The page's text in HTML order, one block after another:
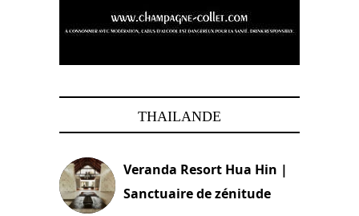
THAILANDE
Veranda Resort Hua Hin |
Sanctuaire de zénitude